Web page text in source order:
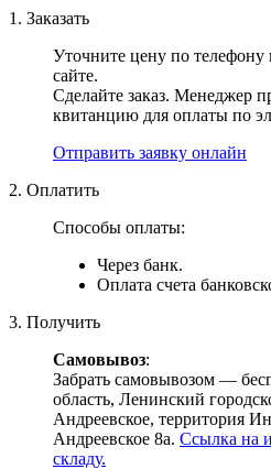
1. Заказать
Уточните цену по телефону
сайте.
Сделайте заказ. Менеджер
квитанцию для оплаты по
Отправить заявку онлайн
2. Оплатить
Способы оплаты:
Через банк.
Оплата счета
3. Получить
Самовывоз:
Забрать самовывозом —
область, Ленинский
Андреевское, территория
Андреевское 8а. Ссылка на
складу.